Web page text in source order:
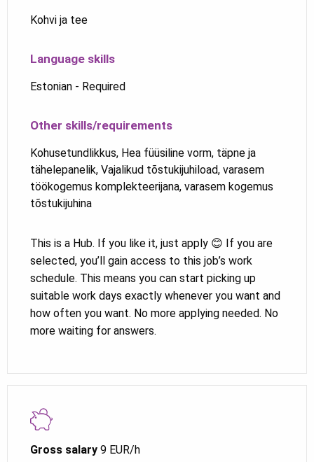
Gross salary 9 EUR/h
Kohvi ja tee
Language skills
Estonian - Required
Other skills/requirements
Kohusetundlikkus, Hea füüsiline vorm, täpne ja
tähelepanelik, Vajalikud tõstukijuhiload, varasem
töökogemus komplekteerijana, varasem kogemus
tõstukijuhina
This is a Hub. If you like it, just apply 😊 If you are
selected, you’ll gain access to this job’s work
schedule. This means you can start picking up
suitable work days exactly whenever you want and
how often you want. No more applying needed. No
more waiting for answers.